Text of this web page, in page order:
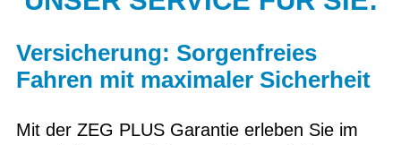
Versicherung: Sorgenfreies
Fahren mit maximaler Sicherheit
Mit der ZEG PLUS Garantie erleben Sie im